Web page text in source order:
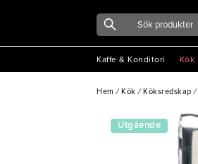
Kaffe & Konditori Kök
Hem / Kök / Köksredskap /
Utgående